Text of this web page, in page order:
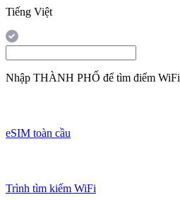
Tiếng Việt
Nhập THÀNH PHỐ để tìm điểm WiFi
eSIM toàn cầu
Trình tìm kiếm WiFi